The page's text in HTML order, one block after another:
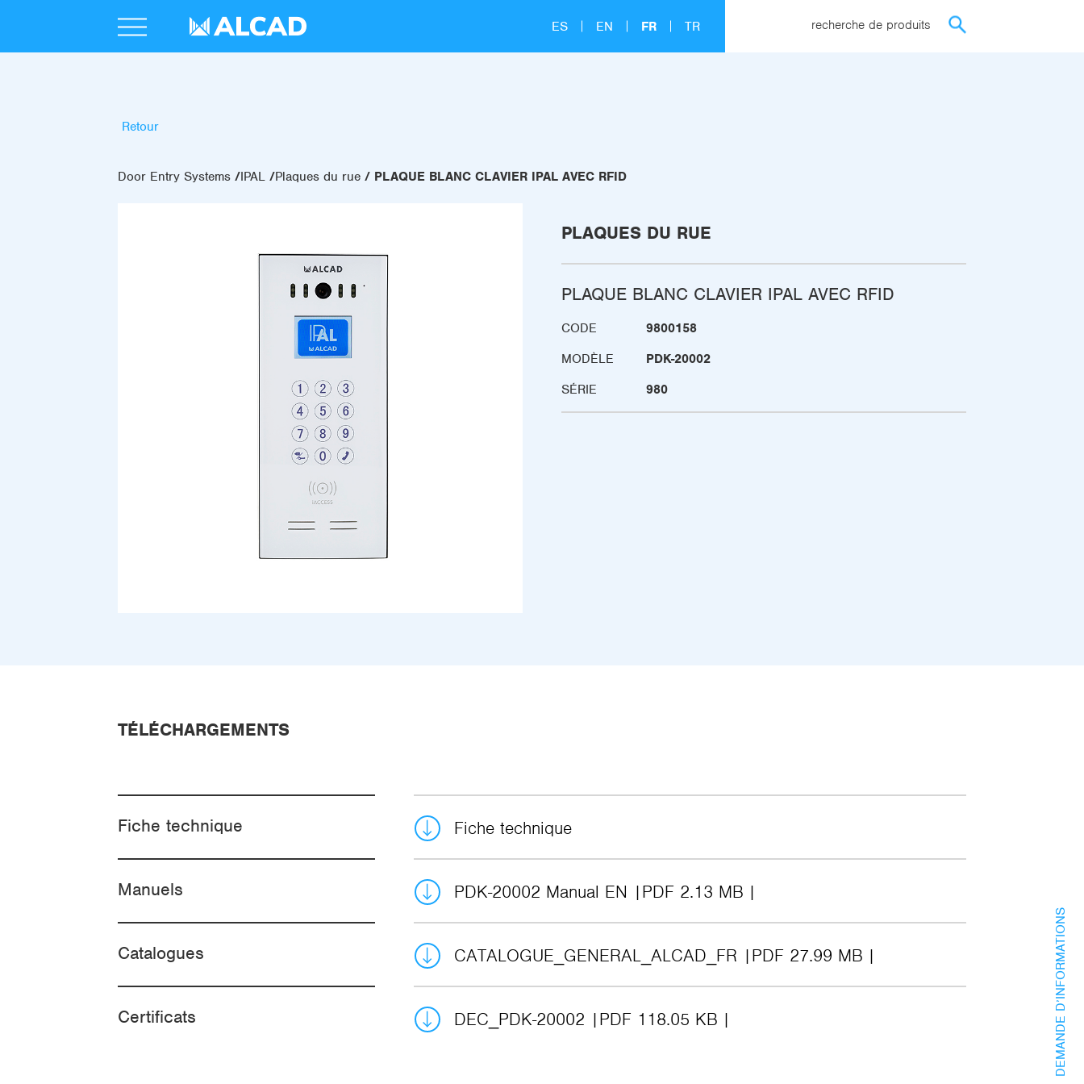
ES EN FR TR recherche de produits
Retour
Door Entry Systems IPAL Plaques du rue PLAQUE BLANC CLAVIER IPAL AVEC RFID
PLAQUES DU RUE
PLAQUE BLANC CLAVIER IPAL AVEC RFID
CODE
9800158
MODÈLE
PDK-20002
SÉRIE
980
TÉLÉCHARGEMENTS
Fiche technique Fiche technique
Manuels PDK-20002 Manual EN PDF 2.13 MB
Catalogues CATALOGUE_GENERAL_ALCAD_FR PDF 27.99 MB
Certificats DEC_PDK-20002 PDF 118.05 KB DEMANDE D’INFORMATIONS